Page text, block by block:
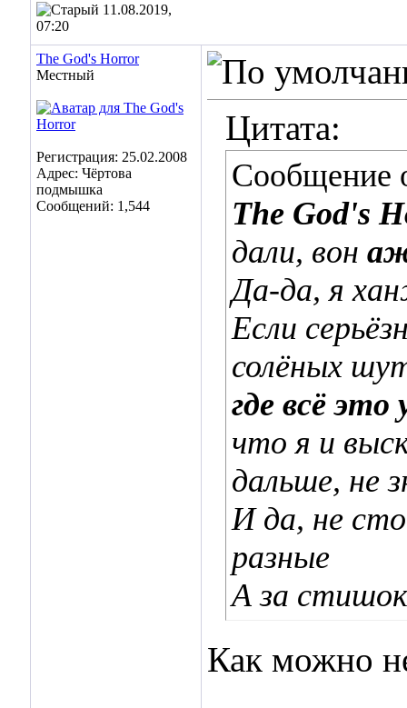
11.08.2019,
07:20
The God's Horror
Местный
Регистрация: 25.02.2008
Адрес: Чёртова
подмышка
Сообщений: 1,544
Цитата:
Сообщение
The God's
дали, вон
Да-да, я
Если
солёных
где всё
что я и
дальше, не
И да, не
разные
А за
Как можно